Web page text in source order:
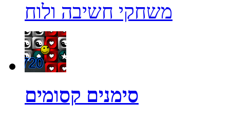
משחקי חשיבה ולוח
סימנים קסומים